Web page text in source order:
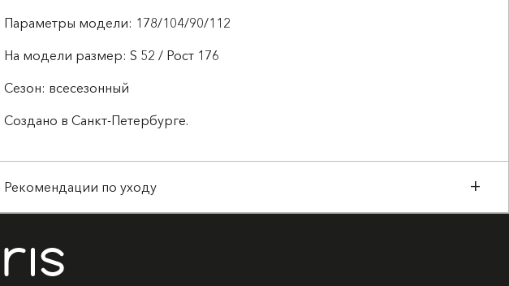
Параметры модели: 178/104/90/112
На модели размер: S 52 / Рост 176
Сезон: всесезонный
Создано в Санкт-Петербурге.
Рекомендации по уходу